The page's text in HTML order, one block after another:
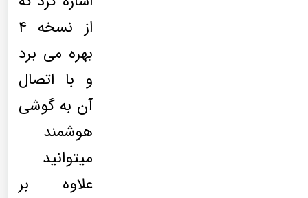
از نسخه ۴
بهره می برد
و با اتصال
آن به گوشی
هوشمند
میتوانید
علاوه بر